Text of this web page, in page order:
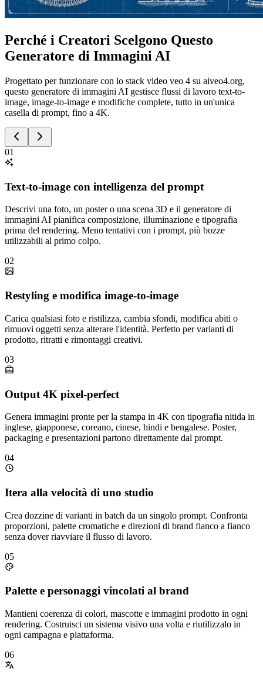
Perché i Creatori Scelgono Questo
Generatore di Immagini AI
Progettato per funzionare con lo stack video veo 4 su aiveo4.org,
questo generatore di immagini AI gestisce flussi di lavoro text-to-
image, image-to-image e modifiche complete, tutto in un'unica
casella di prompt, fino a 4K.
01
Text-to-image con intelligenza del prompt
Descrivi una foto, un poster o una scena 3D e il generatore di
immagini AI pianifica composizione, illuminazione e tipografia
prima del rendering. Meno tentativi con i prompt, più bozze
utilizzabili al primo colpo.
02
Restyling e modifica image-to-image
Carica qualsiasi foto e ristilizza, cambia sfondi, modifica abiti o
rimuovi oggetti senza alterare l'identità. Perfetto per varianti di
prodotto, ritratti e rimontaggi creativi.
03
Output 4K pixel-perfect
Genera immagini pronte per la stampa in 4K con tipografia nitida in
inglese, giapponese, coreano, cinese, hindi e bengalese. Poster,
packaging e presentazioni partono direttamente dal prompt.
04
Itera alla velocità di uno studio
Crea dozzine di varianti in batch da un singolo prompt. Confronta
proporzioni, palette cromatiche e direzioni di brand fianco a fianco
senza dover riavviare il flusso di lavoro.
05
Palette e personaggi vincolati al brand
Mantieni coerenza di colori, mascotte e immagini prodotto in ogni
rendering. Costruisci un sistema visivo una volta e riutilizzalo in
ogni campagna e piattaforma.
06